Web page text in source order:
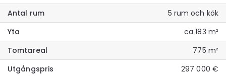
Antal rum
5 rum och kök
Yta
ca 183 m²
Tomtareal
775 m²
Utgångspris
297 000 €